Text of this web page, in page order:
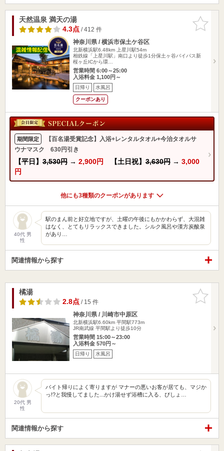
お気に入
りに追加
天然温泉 満天の湯
4.3点/ 412 件
神奈川県 / 横浜市保土ケ谷区
北新横浜駅6.48km
上星川駅54m
相鉄線「上星川駅」南口より徒歩1分保土ヶ谷バイパス新
桜ヶ丘ICから環…
営業時間 6:00～25:00
入浴料金 1,100円～
日帰り 水風呂
クーポンあり
期間限定
【百名湯受賞記念】入浴+レンタルタオル+今治タオルサ
ウナマスク 630円引き
【平日】 3,530円 → 2,900円 【土日祝】 3,630円 → 3,000
円
他にも3種類のクーポンがあります
40代 男
性
駅のまん前と好立地ですが、土曜の午後にもかかわらず、大混雑
はなく、とてもリラックスできました。シルク風呂や漢方炭酸泉
があり…
関連情報から探す
お気に入
りに追加
橘湯
2.8点/ 15 件
神奈川県 / 川崎市中原区
北新横浜駅6.60km 平間駅773m
JR南武線 平間駅より徒歩10分
営業時間 15:00～23:00
入浴料金 570円～
日帰り 水風呂
20代 男
性
バイト帰りによく寄りますが マナーの悪いお客が居ても、マジか
っ!?と我慢してました...かけ湯せず浴槽に入る、びしょ…
関連情報から探す